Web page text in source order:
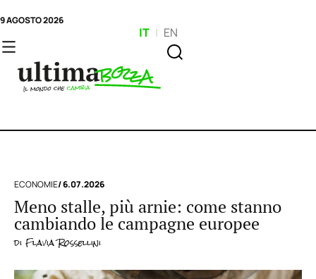
9 AGOSTO 2026
IT | EN
ECONOMIE/ 6.07.2026
Meno stalle, più arnie: come stanno
cambiando le campagne europee
di Flavia Rossellini